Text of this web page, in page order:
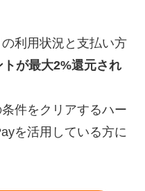
利用状況と支払い方
が最大2%還元され
件をクリアするハー
を活用している方に